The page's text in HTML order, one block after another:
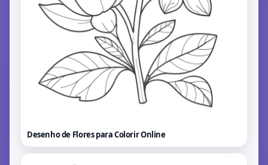
Desenho de Flores para ColorirOnline